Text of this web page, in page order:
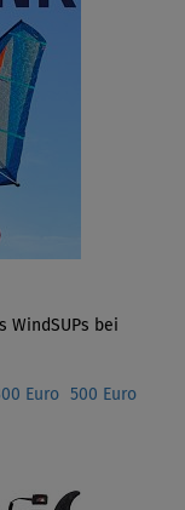
WindSUPs bei
Euro 500 Euro